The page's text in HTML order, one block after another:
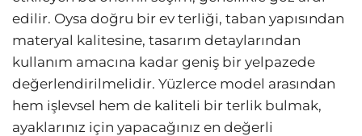
edilir. Oysa doğru bir ev terliği, taban yapısından
materyal kalitesine, tasarım detaylarından
kullanım amacına kadar geniş bir yelpazede
değerlendirilmelidir. Yüzlerce model arasından
hem işlevsel hem de kaliteli bir terlik bulmak,
ayaklarınız için yapacağınız en değerli